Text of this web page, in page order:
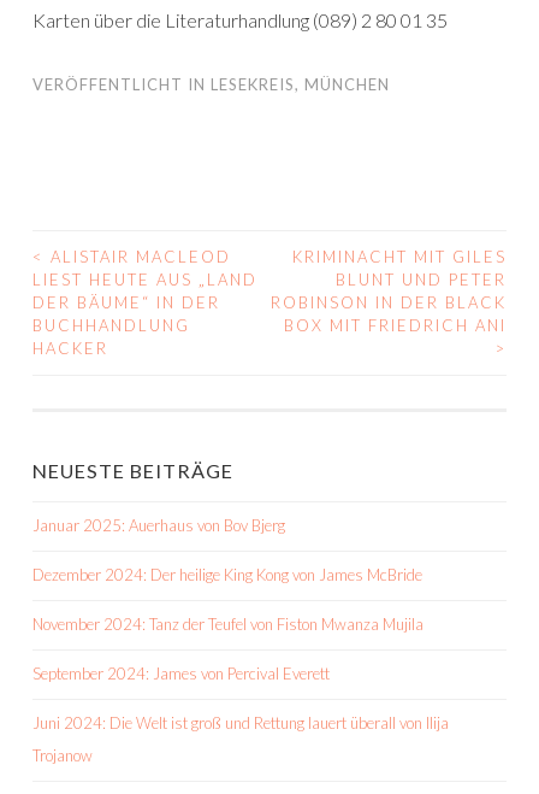
Karten über die Literaturhandlung (089) 2 80 01 35
VERÖFFENTLICHT IN LESEKREIS, MÜNCHEN
BEITRAGS-
NAVIGATION
< ALISTAIR MACLEOD
LIEST HEUTE AUS „LAND
DER BÄUME“ IN DER
BUCHHANDLUNG
HACKER
KRIMINACHT MIT GILES
BLUNT UND PETER
ROBINSON IN DER BLACK
BOX MIT FRIEDRICH ANI
>
NEUESTE BEITRÄGE
Januar 2025: Auerhaus von Bov Bjerg
Dezember 2024: Der heilige King Kong von James McBride
November 2024: Tanz der Teufel von Fiston Mwanza Mujila
September 2024: James von Percival Everett
Juni 2024: Die Welt ist groß und Rettung lauert überall von Ilija
Trojanow